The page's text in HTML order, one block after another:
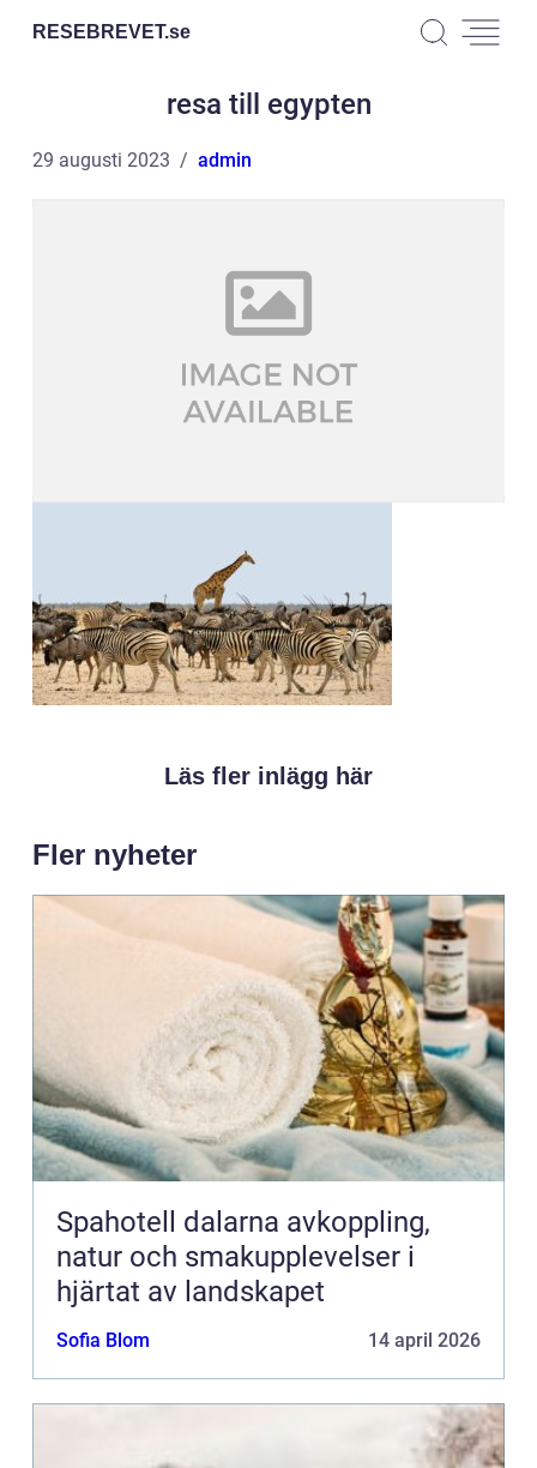
RESEBREVET.se
resa till egypten
29 augusti 2023 admin
Läs fler inlägg här
Fler nyheter
Spahotell dalarna avkoppling,
natur och smakupplevelser i
hjärtat av landskapet
Sofia Blom 14 april 2026